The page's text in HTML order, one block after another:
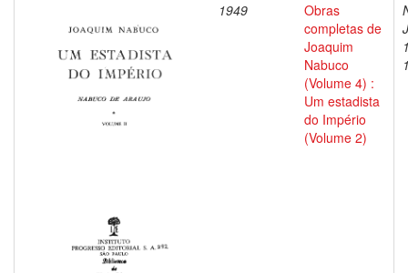
1949
Obras
completas de
Joaquim
Nabuco
(Volume 4) :
Um estadista
do Império
(Volume 2)